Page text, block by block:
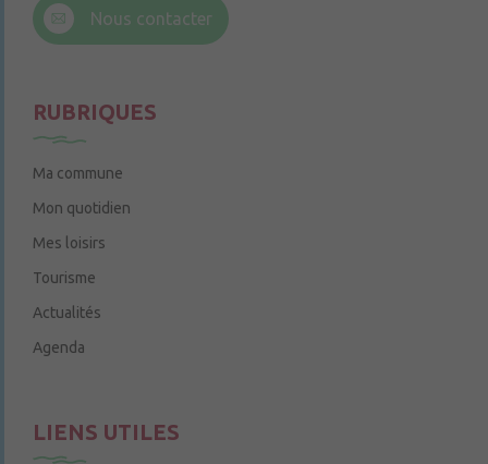
Nous contacter
RUBRIQUES
Ma commune
Mon quotidien
Mes loisirs
Tourisme
Actualités
Agenda
LIENS UTILES